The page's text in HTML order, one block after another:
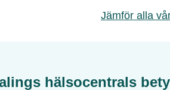
Jämför alla
hälsocentrals